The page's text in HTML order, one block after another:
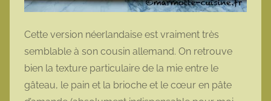
Cette version néerlandaise est vraiment très
semblable à son cousin allemand. On retrouve
bien la texture particulaire de la mie entre le
gâteau, le pain et la brioche et le cœur en pâte